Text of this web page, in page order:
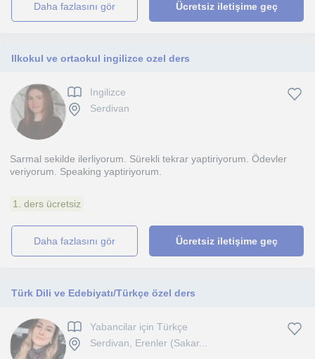
daha fazlasını gör Ücretsiz iletişime geç
Ilkokul ve ortaokul ingilizce ozel ders
Ingilizce
Serdivan
Sarmal sekilde ilerliyorum. Sürekli tekrar yaptiriyorum. Ödevler
veriyorum. Speaking yaptiriyorum.
1. ders ücretsiz
daha fazlasını gör Ücretsiz iletişime geç
Türk Dili ve Edebiyatı/Türkçe özel ders
Yabancilar için Türkçe
Serdivan, Erenler (Sakar...